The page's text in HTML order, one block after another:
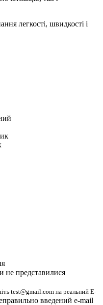
легкості, швидкості і
не представилися
test@gmail.com на реальний E-
введений e-mail